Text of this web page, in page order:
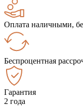
Оплата наличными,
Беспроцентная
Гарантия
2 года